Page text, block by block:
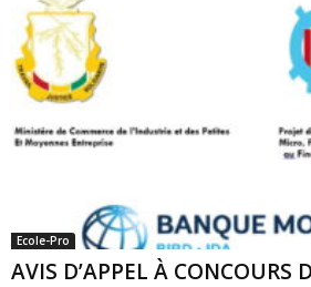
Ecole-Pro
AVIS D’APPEL À CONCOURS